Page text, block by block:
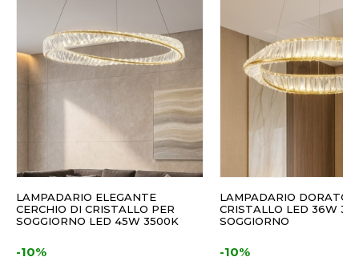
LAMPADARIO ELEGANTE
CERCHIO DI CRISTALLO PER
SOGGIORNO LED 45W 3500K
-10%
LAMPADARIO DORATO
CRISTALLO LED 36W
SOGGIORNO
-10%